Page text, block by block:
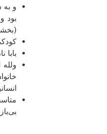
و
بود
بابا